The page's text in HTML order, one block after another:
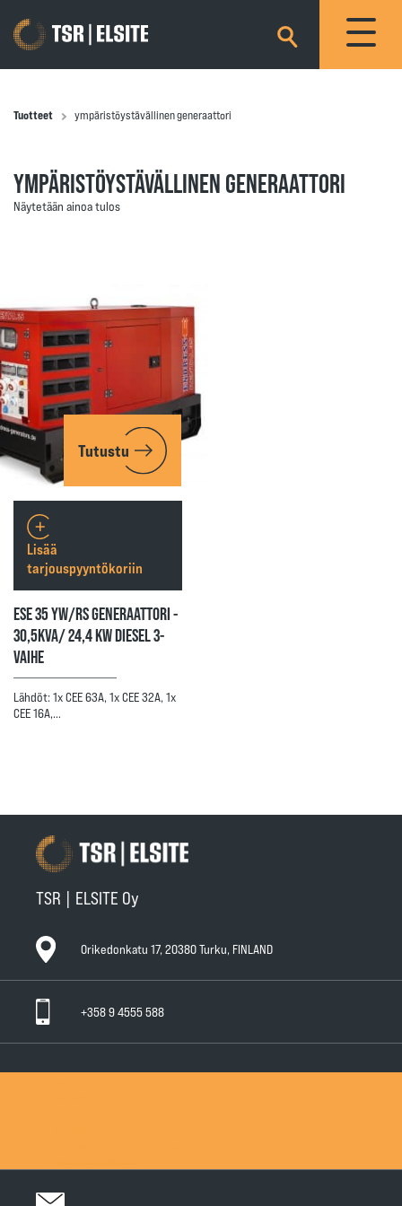
×
Tuotteet ympäristöystävällinen generaattori
YMPÄRISTÖYSTÄVÄLLINEN GENERAATTORI
Näytetään ainoa tulos
Tutustu
ESE 35 YW/RS GENERAATTORI -
30,5KVA/ 24,4 KW DIESEL 3-
VAIHE
Lähdöt: 1x CEE 63A, 1x CEE 32A, 1x
CEE 16A,…
Lisää
tarjouspyyntökoriin
TSR | ELSITE Oy
Orikedonkatu 17, 20380 Turku, FINLAND
+358 9 4555 588